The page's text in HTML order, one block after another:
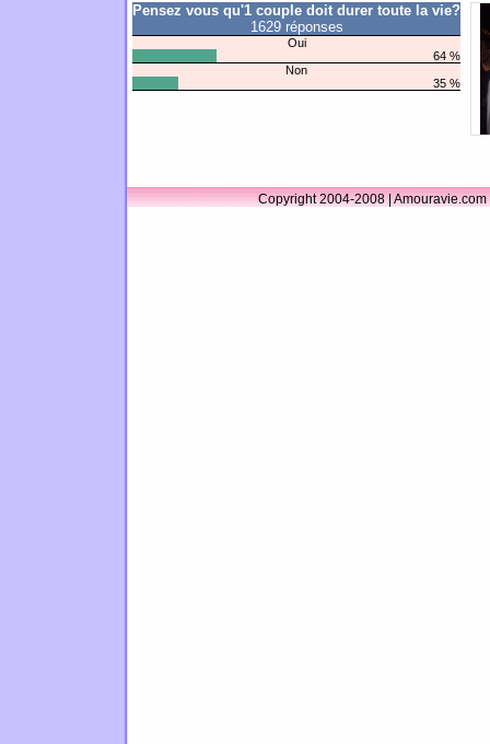
Pensez vous qu'1 couple doit durer toute la vie?
1629 réponses
Oui
64 %
Non
35 %
Copyright 2004-2008 |